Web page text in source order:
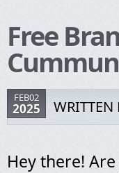
Free
FEB02
2025 WRITTEN
Hey there!